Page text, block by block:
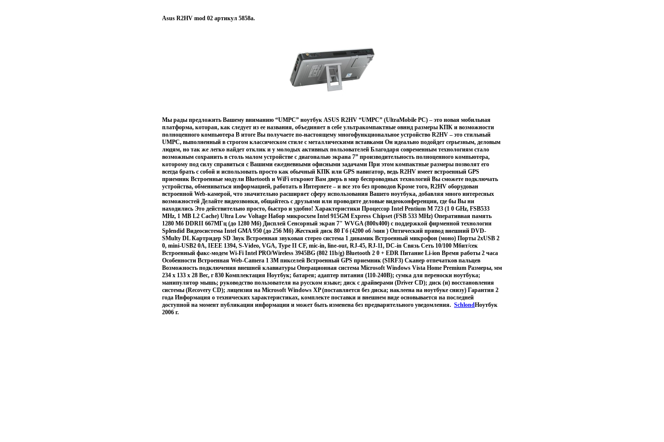
Asus R2HV mod 02 артикул 5858a.
Мы рады предложить Вашему вниманию “UMPC” ноутбук ASUS R2HV “UMPC” (UltraMobile PC) – это новая мобильная
платформа, которая, как следует из ее названия, объединяет в себе ультракомпактные овннд размеры КПК и возможности
полноценного компьютера В итоге Вы получаете по-настоящему многофункциональное устройство R2HV – это стильный
UMPC, выполненный в строгом классическом стиле с металлическими вставками Он идеально подойдет серьезным, деловым
людям, но так же легко найдет отклик и у молодых активных пользователей Благодаря современным технологиям стало
возможным сохранить в столь малом устройстве с диагональю экрана 7” производительность полноценного компьютера,
которому под силу справиться с Вашими ежедневными офисными задачами При этом компактные размеры позволят его
всегда брать с собой и использовать просто как обычный КПК или GPS навигатор, ведь R2HV имеет встроенный GPS
приемник Встроенные модули Bluetooth и WiFi откроют Вам дверь в мир беспроводных технологий Вы сможете подключать
устройства, обмениваться информацией, работать в Интернете – и все это без проводов Кроме того, R2HV оборудован
встроенной Web-камерой, что значительно расширяет сферу использования Вашего ноутбука, добавляя много интересных
возможностей Делайте видеозвонки, общайтесь с друзьями или проводите деловые видеоконференции, где бы Вы ни
находились Это действительно просто, быстро и удобно! Характеристики Процессор Intel Pentium M 723 (1 0 GHz, FSB533
MHz, 1 MB L2 Cache) Ultra Low Voltage Набор микросхем Intel 915GM Express Chipset (FSB 533 MHz) Оперативная память
1280 Мб DDRII 667МГц (до 1280 Мб) Дисплей Сенсорный экран 7" WVGA (800x400) с поддержкой фирменной технологии
Splendid Видеосистема Intel GMA 950 (до 256 Мб) Жесткий диск 80 Гб (4200 об /мин ) Оптический привод внешний DVD-
SMulty DL Картридер SD Звук Встроенная звуковая стерео система 1 динамик Встроенный микрофон (моно) Порты 2xUSB 2
0, mini-USB2 0A, IEEE 1394, S-Video, VGA, Type II CF, mic-in, line-out, RJ-45, RJ-11, DC-in Связь Сеть 10/100 Мбит/сек
Встроенный факс-модем Wi-Fi Intel PRO/Wireless 3945BG (802 11b/g) Bluetooth 2 0 + EDR Питание Li-ion Время работы 2 часа
Особенности Встроенная Web-Camera 1 3М пикселей Встроенный GPS приемник (SIRF3) Сканер отпечатков пальцев
Возможность подключения внешней клавиатуры Операционная система Microsoft Windows Vista Home Premium Размеры, мм
234 x 133 x 28 Вес, г 830 Комплектация Ноутбук; батарея; адаптер питания (110-240В); сумка для переноски ноутбука;
манипулятор мышь; руководство пользователя на русском языке; диск с драйверами (Driver CD); диск (и) восстановления
системы (Recovery CD); лицензия на Microsoft Windows XP (поставляется без диска; наклеена на ноутбуке снизу) Гарантия 2
года Информация о технических характеристиках, комплекте поставки и внешнем виде основывается на последней
доступной на момент публикации информации и может быть изменена без предварительного уведомления. SchlondНоутбук
2006 г.